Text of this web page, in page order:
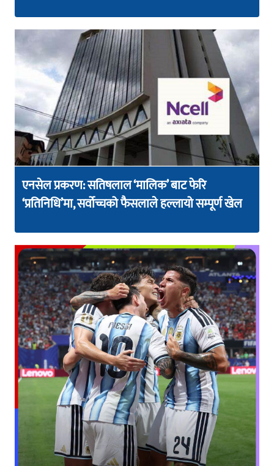
एनसेल प्रकरण: सतिषलाल ‘मालिक’ बाट फेरि
‘प्रतिनिधि’मा, सर्वोच्चको फैसलाले हल्लायो सम्पूर्ण खेल